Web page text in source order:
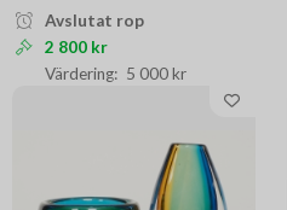
Avslutat rop
2 800 kr
5 000 kr